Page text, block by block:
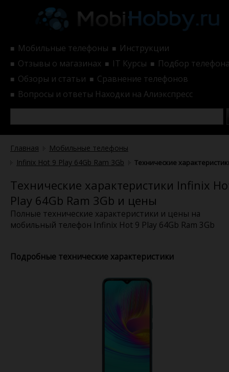
■ Мобильные телефоны ■ Инструкции
■ Отзывы о магазинах ■ IT Курсы ■ Подбор
■ Обзоры и статьи ■ Сравнение телефонов
■ Вопросы и ответы Находки на Алиэкспресс
Главная
Мобильные телефоны
Infinix Hot 9 Play 64Gb Ram 3Gb
Технические
Технические характеристики Infinix
Play 64Gb Ram 3Gb и цены
Полные технические характеристики и цены на
мобильный телефон Infinix Hot 9 Play 64Gb Ram 3Gb
Подробные технические характеристики